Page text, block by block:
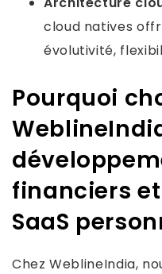
cloud natives
évolutivité,
Pourquoi
financiers
SaaS
Chez WeblineIndia,